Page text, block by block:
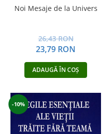
Noi Mesaje de la Univers
26,43 RON
23,79 RON
ADAUGĂ ÎN COȘ
-10%